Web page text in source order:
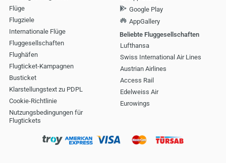
Flüge
Flugziele
Internationale Flüge
Fluggesellschaften
Flughäfen
Flugticket-Kampagnen
Busticket
Klarstellungstext zu PDPL
Cookie-Richtlinie
Nutzungsbedingungen für
Flugtickets
Google Play
AppGallery
Beliebte Fluggesellschaften
Lufthansa
Swiss International Air Lines
Austrian Airlines
Access Rail
Edelweiss Air
Eurowings